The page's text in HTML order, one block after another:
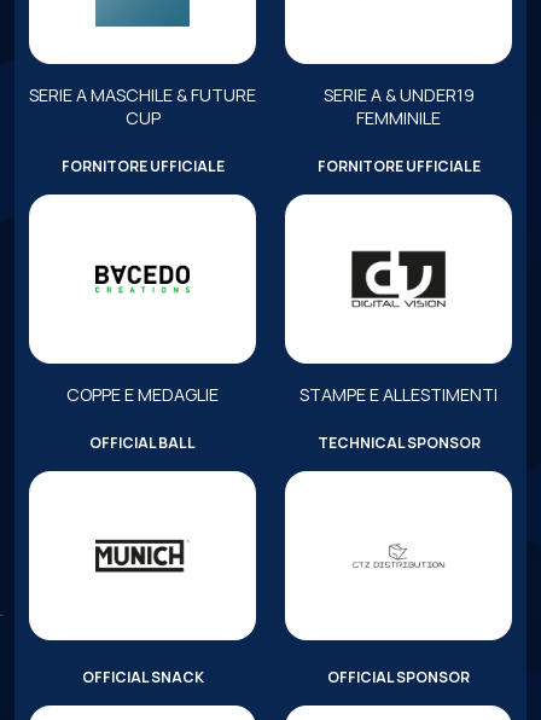
SERIE A MASCHILE & FUTURE
CUP
SERIE A & UNDER19
FEMMINILE
FORNITORE UFFICIALE
COPPE E MEDAGLIE
FORNITORE UFFICIALE
STAMPE E ALLESTIMENTI
OFFICIAL BALL TECHNICAL SPONSOR
OFFICIAL SNACK OFFICIAL SPONSOR